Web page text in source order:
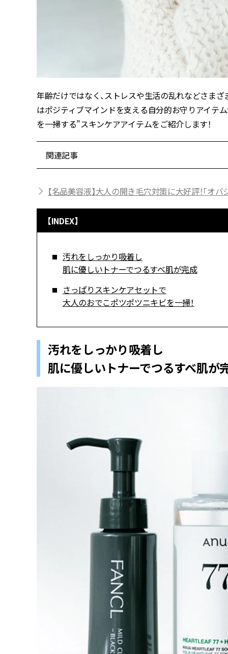
年齢だけではなく、ストレスや生活の乱れなどさま
はポジティブマインドを支える自分的お守りアイテ
を一掃する”スキンケアアイテムをご紹介します！
関連記事
【名品美容液】大人の開き毛穴対策に大好評！「オ
【INDEX】
汚れをしっかり吸着し
肌に優しいトナーでつるすべ肌が完成
さっぱりスキンケアセットで
大人のおでこポツポツニキビを一掃！
汚れをしっかり吸着し
肌に優しいトナーでつるすべ肌が